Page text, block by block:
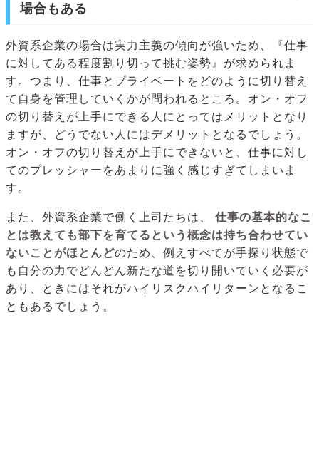
場合もある
外資系企業の場合は実力主義の傾向が強いため、『仕事
に対してある程度割り切って挑む姿勢』が求められま
す。つまり、仕事とプライベートをどのように切り替え
て自身を管理していくかが問われるところ。オン・オフ
の切り替えが上手にできる人にとってはメリットとなり
ますが、どうでない人にはデメリットとなるでしょう。
オン・オフの切り替えが上手にできないと、仕事に対し
てのプレッシャーをあまりに強く感じすぎてしまいま
す。
また、外資系企業で働く上司たちは、
仕事の基本的なこ
とは教えても部下を育てるという概念は持ち合わせてい
ないことがほとんどのため、例えすべてが手探り状態で
も自分の力でどんどん新たな道を切り開いていく必要が
あり、ときにはそれがハイリスクハイリターンとなるこ
ともあるでしょう。